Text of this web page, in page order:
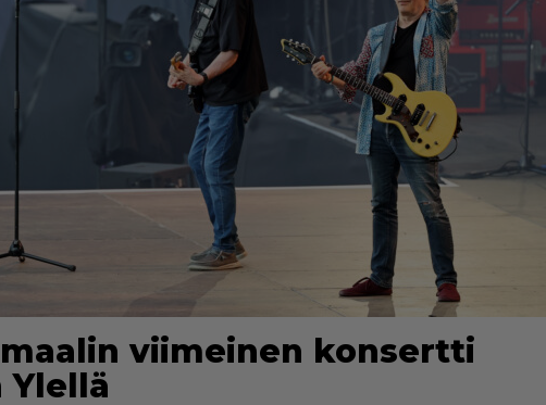
viimeinen konsertti
Ylellä